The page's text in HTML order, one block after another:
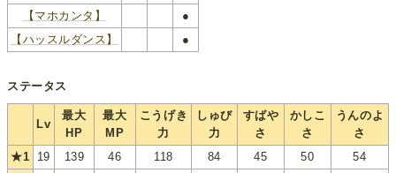
【マホカンタ】
●
【ハッスルダンス】
●
ステータス
Lv
最大
HP
最大
MP
こうげき
力
しゅび
力
すばや
さ
かしこ
さ
うんのよ
さ
★1
19 139 46 118 84 45 50
54